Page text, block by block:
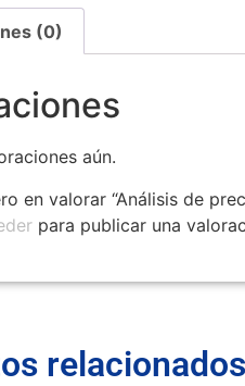
(0)
aún.
en valorar “Análisis de
para publicar una
relacionados